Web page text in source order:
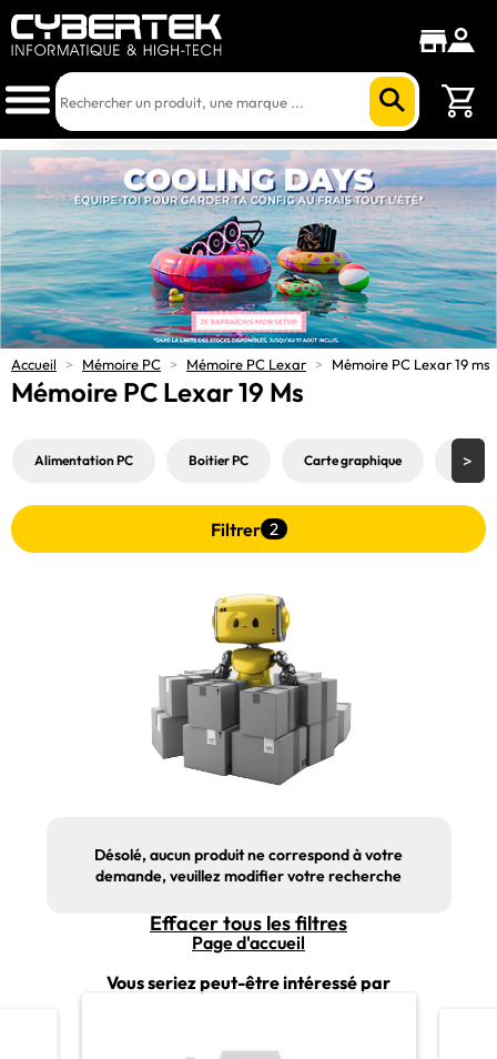
Accueil > Mémoire PC > Mémoire PC Lexar > Mémoire PC Lexar 19 ms
Mémoire PC Lexar 19 Ms
Alimentation PC Boitier PC Carte graphique Carte
Filtrer 2
Désolé, aucun produit ne correspond à votre
demande, veuillez modifier votre recherche
Effacer tous les filtres
Page d'accueil
Vous seriez peut-être intéressé par